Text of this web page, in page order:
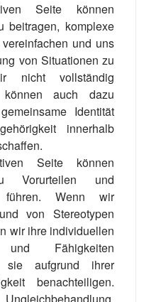
Seite können
beitragen, komplexe
und uns
von Situationen zu
nicht vollständig
auch dazu
Identität
innerhalb
Seite können
Vorurteilen und
führen. Wenn wir
von Stereotypen
wir ihre individuellen
und Fähigkeiten
sie aufgrund ihrer
benachteiligen.